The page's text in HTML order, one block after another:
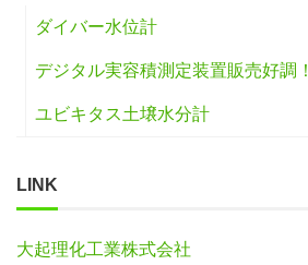
ダイバー水位計
デジタル実容積測定装置販売好調！
ユビキタス土壌水分計
LINK
大起理化工業株式会社